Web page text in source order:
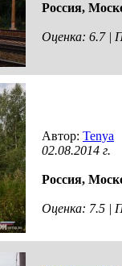
Россия,
Оценка: 6.7 |
Автор: Tenya
02.08.2014 г.
Россия,
Оценка: 7.5 |